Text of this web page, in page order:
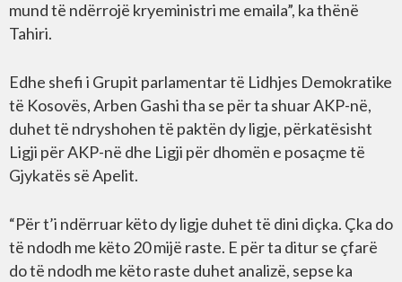
mund të ndërrojë kryeministri me emaila”, ka thënë
Tahiri.
Edhe shefi i Grupit parlamentar të Lidhjes Demokratike
të Kosovës, Arben Gashi tha se për ta shuar AKP-në,
duhet të ndryshohen të paktën dy ligje, përkatësisht
Ligji për AKP-në dhe Ligji për dhomën e posaçme të
Gjykatës së Apelit.
“Për t’i ndërruar këto dy ligje duhet të dini diçka. Çka do
të ndodh me këto 20 mijë raste. E për ta ditur se çfarë
do të ndodh me këto raste duhet analizë, sepse ka